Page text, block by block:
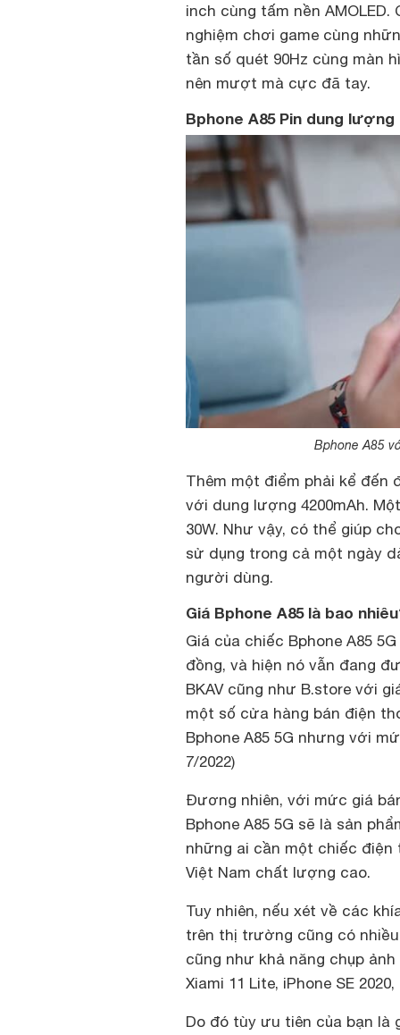
inch cùng tấm nền
nghiệm chơi game cùng
tần số quét 90Hz cùng màn
nên mượt mà cực đã tay.
Bphone A85 Pin dung
Bphone A85
Thêm một điểm phải kể đến
với dung lượng 4200mAh.
30W. Như vậy, có thể giúp
sử dụng trong cả một ngày
người dùng.
Giá Bphone A85 là bao
Giá của chiếc Bphone A85
đồng, và hiện nó vẫn đang
BKAV cũng như B.store với
một số cửa hàng bán điện
Bphone A85 5G nhưng với
7/2022)
Đương nhiên, với mức giá
Bphone A85 5G sẽ là sản
những ai cần một chiếc
Việt Nam chất lượng cao.
Tuy nhiên, nếu xét về các
trên thị trường cũng có
cũng như khả năng chụp
Xiami 11 Lite, iPhone SE
Do đó tùy ưu tiên của bạn